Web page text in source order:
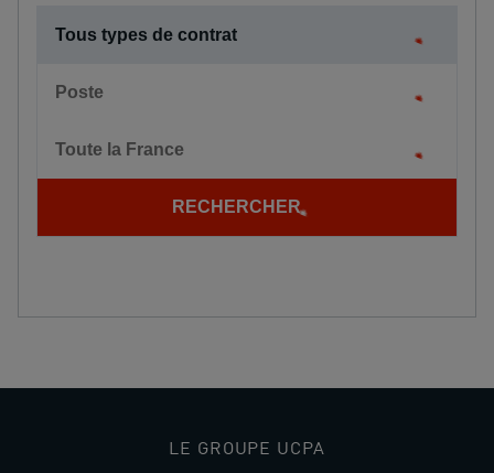
Tous types de contrat
Poste
Toute la France
RECHERCHER
LE GROUPE UCPA